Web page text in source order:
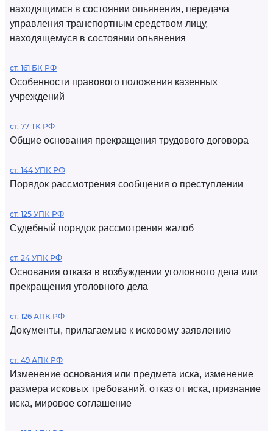
находящимся в состоянии опьянения, передача
управления транспортным средством лицу,
находящемуся в состоянии опьянения
ст. 161 БК РФ
Особенности правового положения казенных
учреждений
ст. 77 ТК РФ
Общие основания прекращения трудового договора
ст. 144 УПК РФ
Порядок рассмотрения сообщения о преступлении
ст. 125 УПК РФ
Судебный порядок рассмотрения жалоб
ст. 24 УПК РФ
Основания отказа в возбуждении уголовного дела или
прекращения уголовного дела
ст. 126 АПК РФ
Документы, прилагаемые к исковому заявлению
ст. 49 АПК РФ
Изменение основания или предмета иска, изменение
размера исковых требований, отказ от иска, признание
иска, мировое соглашение